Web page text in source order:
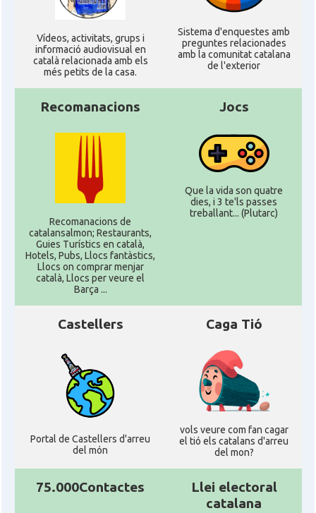
Ví­deos, activitats, grups i
informació audiovisual en
català relacionada amb els
més petits de la casa.
Sistema d'enquestes amb
preguntes relacionades
amb la comunitat catalana
de l'exterior
Recomanacions
Recomanacions de
catalansalmon; Restaurants,
Guies Turístics en català,
Hotels, Pubs, Llocs fantàstics,
Llocs on comprar menjar
català, Llocs per veure el
Barça ...
Jocs
Que la vida son quatre
dies, i 3 te'ls passes
treballant... (Plutarc)
Castellers
Portal de Castellers d'arreu
del món
Caga Tió
vols veure com fan cagar
el tió els catalans d'arreu
del mon?
75.000Contactes
Llei electoral
catalana